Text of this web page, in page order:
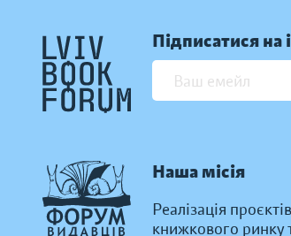
Підписатися на
Наша місія
Реалізація
книжкового ринку